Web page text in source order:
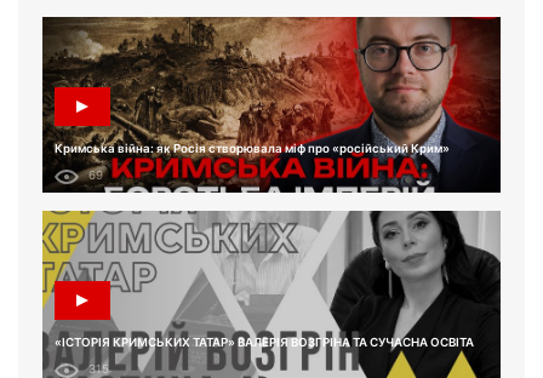
Кримська війна: як Росія створювала міф про «російський Крим»
69
«ІСТОРІЯ КРИМСЬКИХ ТАТАР» ВАЛЕРІЯ ВОЗГРІНА ТА СУЧАСНА ОСВІТА
315